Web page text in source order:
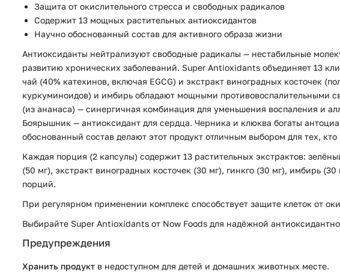
Защита от окислительного стресса и свободных радикалов
Содержит 13 мощных растительных антиоксидантов
Научно обоснованный состав для активного образа жизни
Антиоксиданты нейтрализуют свободные радикалы — нестабильные
развитию хронических заболеваний. Super Antioxidants объединяет 13
чай (40% катехинов, включая EGCG) и экстракт виноградных косточек
куркуминоидов) и имбирь обладают мощными противовоспалительными
(из ананаса) — синергичная комбинация для уменьшения воспаления и
Боярышник — антиоксидант для сердца. Черника и клюква богаты
обоснованный состав делают этот продукт отличным выбором для тех,
Каждая порция (2 капсулы) содержит 13 растительных экстрактов:
(50 мг), экстракт виноградных косточек (30 мг), гинкго (30 мг), имбирь
порций.
При регулярном применении комплекс способствует защите клеток от
Выбирайте Super Antioxidants от Now Foods для надёжной
Предупреждения
Хранить продукт в недоступном для детей и домашних животных месте.